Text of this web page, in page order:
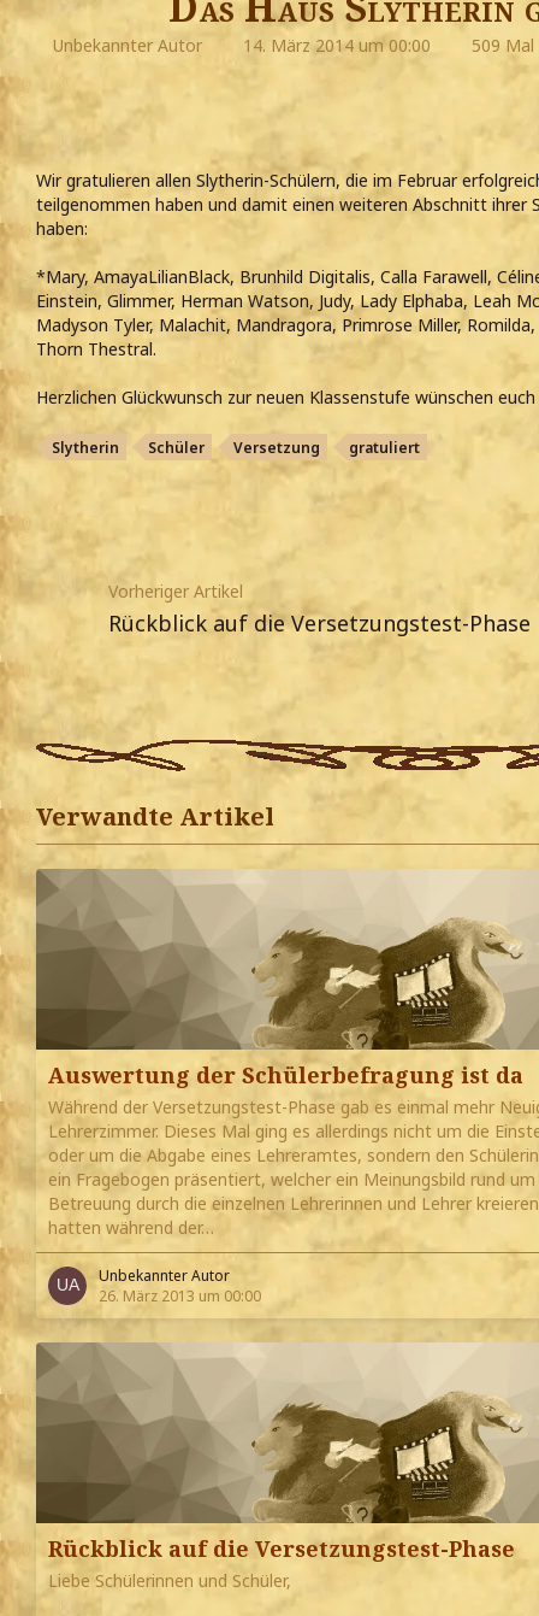
Unbekannter Autor 14. März 2014 um 00:00 509 Mal
Wir gratulieren allen Slytherin-Schülern, die im Februar
teilgenommen haben und damit einen weiteren Abschnitt ihrer
haben:
*Mary, AmayaLilianBlack, Brunhild Digitalis, Calla Farawell,
Einstein, Glimmer, Herman Watson, Judy, Lady Elphaba, Leah
Madyson Tyler, Malachit, Mandragora, Primrose Miller,
Thorn Thestral.
Herzlichen Glückwunsch zur neuen Klassenstufe wünschen
Slytherin Schüler Versetzung gratuliert
Vorheriger Artikel
Rückblick auf die Versetzungstest-Phase
Verwandte Artikel
Auswertung der Schülerbefragung ist da
Während der Versetzungstest-Phase gab es einmal mehr
Lehrerzimmer. Dieses Mal ging es allerdings nicht um die
oder um die Abgabe eines Lehreramtes, sondern den
ein Fragebogen präsentiert, welcher ein Meinungsbild rund
Betreuung durch die einzelnen Lehrerinnen und Lehrer
hatten während der…
Unbekannter Autor
26. März 2013 um 00:00
Rückblick auf die Versetzungstest-Phase
Liebe Schülerinnen und Schüler,